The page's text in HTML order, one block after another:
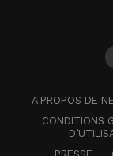
A PROPOS DE
CONDITIONS